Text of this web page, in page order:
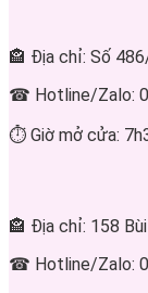
🏤 Địa chỉ: Số
☎ Hotline/Zalo:
⏱ Giờ mở cửa:
🏤 Địa chỉ: 158
☎ Hotline/Zalo: